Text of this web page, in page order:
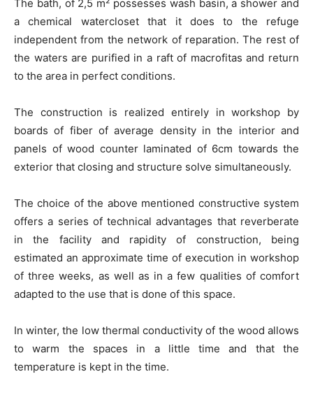
The bath, of 2,5 m² possesses wash basin, a shower and
a chemical watercloset that it does to the refuge
independent from the network of reparation. The rest of
the waters are purified in a raft of macrofitas and return
to the area in perfect conditions.
The construction is realized entirely in workshop by
boards of fiber of average density in the interior and
panels of wood counter laminated of 6cm towards the
exterior that closing and structure solve simultaneously.
The choice of the above mentioned constructive system
offers a series of technical advantages that reverberate
in the facility and rapidity of construction, being
estimated an approximate time of execution in workshop
of three weeks, as well as in a few qualities of comfort
adapted to the use that is done of this space.
In winter, the low thermal conductivity of the wood allows
to warm the spaces in a little time and that the
temperature is kept in the time.